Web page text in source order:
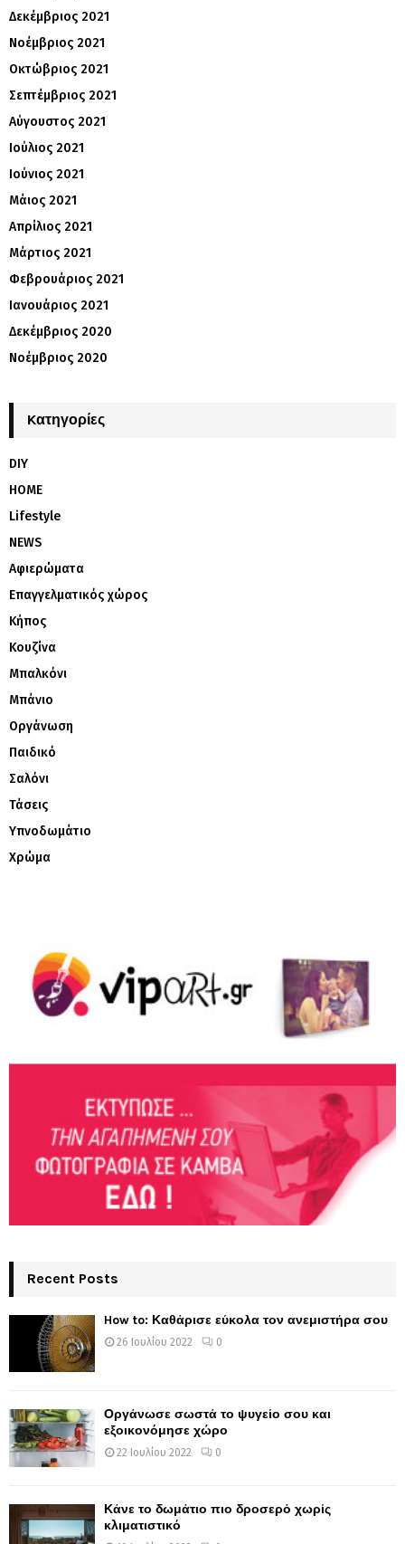
Δεκέμβριος 2021
Νοέμβριος 2021
Οκτώβριος 2021
Σεπτέμβριος 2021
Αύγουστος 2021
Ιούλιος 2021
Ιούνιος 2021
Μάιος 2021
Απρίλιος 2021
Μάρτιος 2021
Φεβρουάριος 2021
Ιανουάριος 2021
Δεκέμβριος 2020
Νοέμβριος 2020
Kατηγορίες
DIY
HOME
Lifestyle
NEWS
Αφιερώματα
Επαγγελματικός χώρος
Κήπος
Κουζίνα
Μπαλκόνι
Μπάνιο
Οργάνωση
Παιδικό
Σαλόνι
Τάσεις
Υπνοδωμάτιο
Χρώμα
Recent Posts
How to: Καθάρισε εύκολα τον ανεμιστήρα σου
26 Ιουλίου 2022 0
Οργάνωσε σωστά το ψυγείο σου και
εξοικονόμησε χώρο
22 Ιουλίου 2022 0
Κάνε το δωμάτιο πιο δροσερό χωρίς
κλιματιστικό